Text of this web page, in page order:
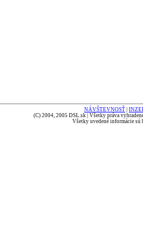
NÁVŠTEVNOSŤ
(C) 2004, 2005 DSL.sk | Všetky práva
Všetky uvedené informácie sú